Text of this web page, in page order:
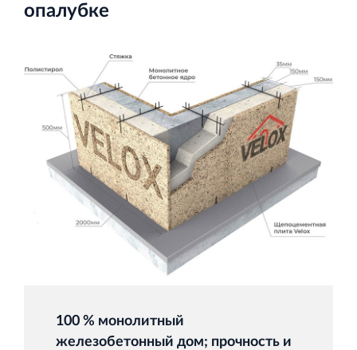
опалубке
100 % монолитный
железобетонный дом; прочность и